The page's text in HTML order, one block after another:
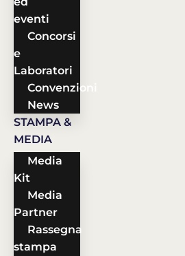
eventi
Concorsi
e
Laboratori
Convenzioni
News
STAMPA &
MEDIA
Media
Kit
Media
Partner
Rassegna
stampa